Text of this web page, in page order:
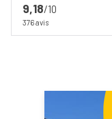
9,18/10
376 avis